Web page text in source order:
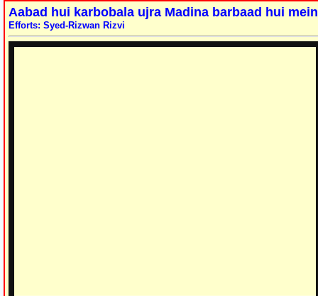
Aabad hui karbobala ujra Madina barbaad hui mein
Efforts: Syed-Rizwan Rizvi